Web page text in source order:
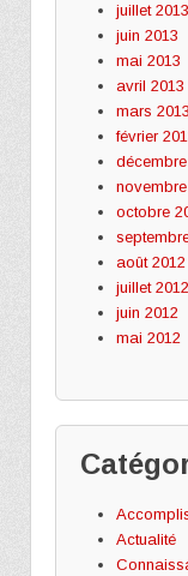
juillet 2013
juin 2013
mai 2013
avril 2013
mars 2013
février
octobre
août 2012
juillet 2012
juin 2012
mai 2012
Actualité